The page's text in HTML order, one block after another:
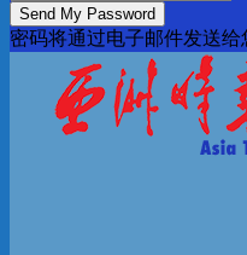
密码将通过电子邮件发送给